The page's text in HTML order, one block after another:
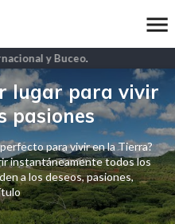
y Buceo.
lugar para vivir
pasiones
para vivir en la Tierra?
instantáneamente todos los
a los deseos, pasiones,